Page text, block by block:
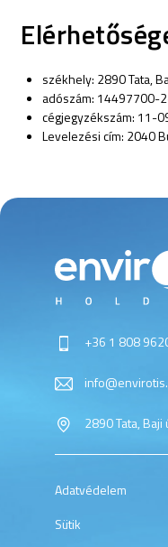
székhely: 2890 Tata,
adószám: 14497700-
cégjegyzékszám: 11-
Levelezési cím: 2040
+36 1 808
2890 Tata, Baji
Adatvédelem
Sütik